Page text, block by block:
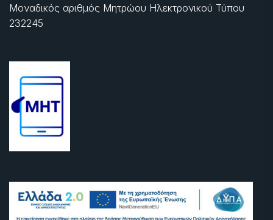
Μοναδικός αριθμός Μητρώου Ηλεκτρονικού Τύπου
232245